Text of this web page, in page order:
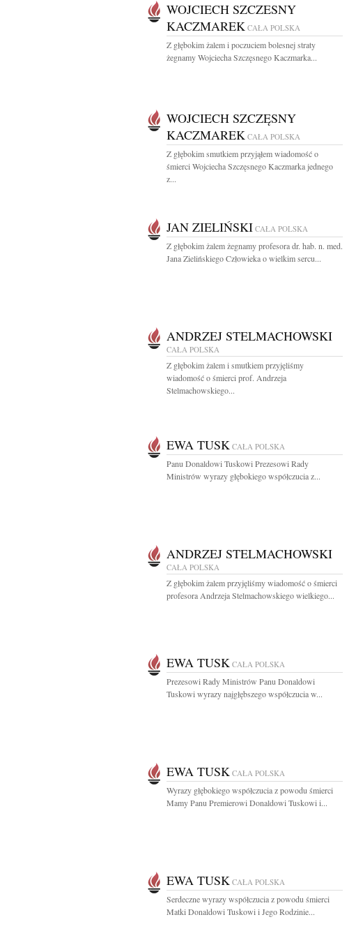
WOJCIECH SZCZESNY
KACZMAREK CAŁA POLSKA
Z głębokim żalem i poczuciem bolesnej straty
żegnamy Wojciecha Szczęsnego Kaczmarka...
WOJCIECH SZCZĘSNY
KACZMAREK CAŁA POLSKA
Z głębokim smutkiem przyjąłem wiadomość o
śmierci Wojciecha Szczęsnego Kaczmarka jednego
z...
JAN ZIELIŃSKI CAŁA POLSKA
Z głębokim żalem żegnamy profesora dr. hab. n. med.
Jana Zielińskiego Człowieka o wielkim sercu...
ANDRZEJ STELMACHOWSKI
CAŁA POLSKA
Z głębokim żalem i smutkiem przyjęliśmy
wiadomość o śmierci prof. Andrzeja
Stelmachowskiego...
EWA TUSK CAŁA POLSKA
Panu Donaldowi Tuskowi Prezesowi Rady
Ministrów wyrazy głębokiego współczucia z...
ANDRZEJ STELMACHOWSKI
CAŁA POLSKA
Z głębokim żalem przyjęliśmy wiadomość o śmierci
profesora Andrzeja Stelmachowskiego wielkiego...
EWA TUSK CAŁA POLSKA
Prezesowi Rady Ministrów Panu Donaldowi
Tuskowi wyrazy najgłębszego współczucia w...
EWA TUSK CAŁA POLSKA
Wyrazy głębokiego współczucia z powodu śmierci
Mamy Panu Premierowi Donaldowi Tuskowi i...
EWA TUSK CAŁA POLSKA
Serdeczne wyrazy współczucia z powodu śmierci
Matki Donaldowi Tuskowi i Jego Rodzinie...